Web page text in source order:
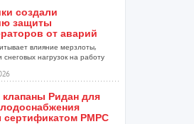
создали
защиты
от аварий
влияние мерзлоты,
нагрузок на работу
Ридан для
сертификатом РМРС